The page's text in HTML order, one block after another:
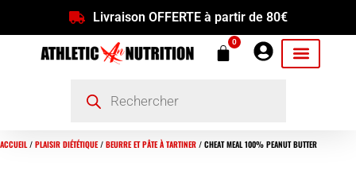
Livraison OFFERTE à partir de 80€
0
ACCUEIL/ PLAISIR DIÉTÉTIQUE/ BEURRE ET PÂTE À TARTINER / CHEAT MEAL 100% PEANUT BUTTER